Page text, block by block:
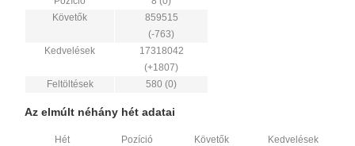
Követők
859515
(-763)
Kedvelések
17318042
(+1807)
Feltöltések
580 (0)
Az elmúlt néhány hét adatai
Hét Pozíció Követők
Kedvelések